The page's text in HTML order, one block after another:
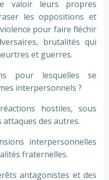
valoir leurs propres
les oppositions et
pour faire fléchir
brutalités qui
et guerres.
pour lesquelles se
interpersonnels ?
hostiles, sous
des autres.
interpersonnelles
fraternelles.
antagonistes et des